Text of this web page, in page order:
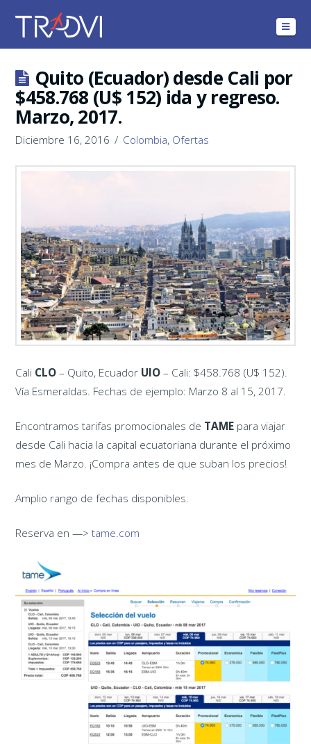
Quito (Ecuador) desde Cali por
$458.768 (U$ 152) ida y regreso.
Marzo, 2017.
Diciembre 16, 2016 Colombia, Ofertas
Cali ‪ CLO– Quito, Ecuador ‪ UIO– Cali: $458.768 (U$ 152).
Vía Esmeraldas. Fechas de ejemplo: Marzo 8 al 15, 2017.
Encontramos tarifas promocionales de TAME para viajar
desde Cali hacia la capital ecuatoriana durante el próximo
mes de Marzo. ¡Compra antes de que suban los precios!
Amplio rango de fechas disponibles.
Reserva en —>tame.com